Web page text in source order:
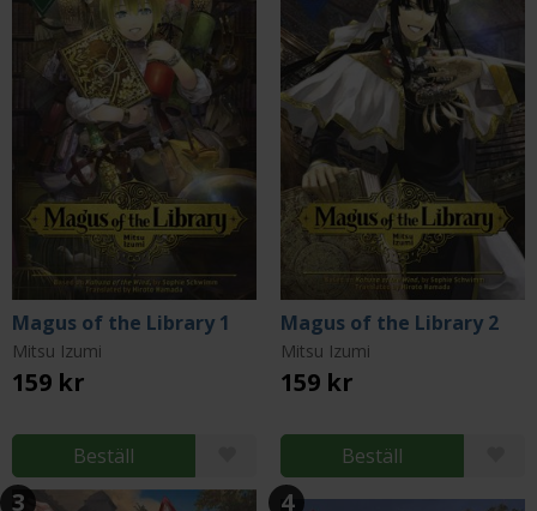
Magus of the Library 1
Mitsu Izumi
159 kr
Beställ
Magus of the Library 2
Mitsu Izumi
159 kr
Beställ
3 4